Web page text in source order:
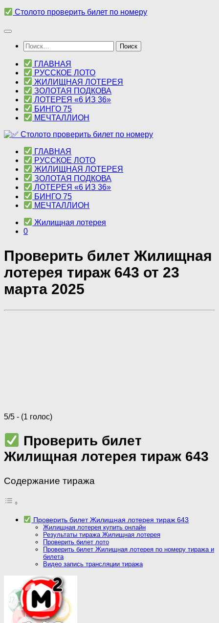
Перейти
содержимому
Столото проверить билет по номеру
Найти:
ГЛАВНАЯ
РУССКОЕ ЛОТО
ЖИЛИЩНАЯ ЛОТЕРЕЯ
ЗОЛОТАЯ ПОДКОВА
ЛОТЕРЕЯ «6 ИЗ 36»
БИНГО 75
МЕЧТАЛЛИОН
ГЛАВНАЯ
РУССКОЕ ЛОТО
ЖИЛИЩНАЯ ЛОТЕРЕЯ
ЗОЛОТАЯ ПОДКОВА
ЛОТЕРЕЯ «6 ИЗ 36»
БИНГО 75
МЕЧТАЛЛИОН
Жилищная лотерея
0
Проверить билет Жилищная
лотерея тираж 643 от 23
марта 2025
5/5 - (1 голос)
Проверить билет
Жилищная лотерея тираж 643
Содержание тиража
Проверить билет Жилищная лотерея тираж 643
Жилищная лотерея купить онлайн
Результаты тиража Жилищная лотерея
Проверить билет лото
Проверить билет Жилищная лотерея по номеру тиража и
билета
Видео запись трансляции тиража